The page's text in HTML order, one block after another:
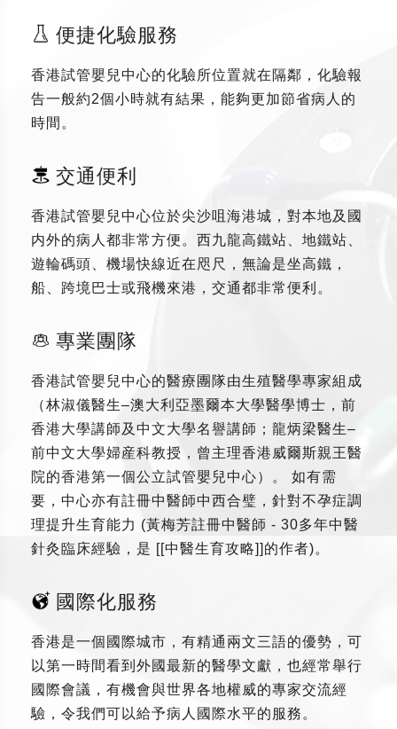
便捷化驗服務
香港試管嬰兒中心的化驗所位置就在隔鄰，化驗報
告一般約2個小時就有結果，能夠更加節省病人的
時間。
交通便利
香港試管嬰兒中心位於尖沙咀海港城，對本地及國
内外的病人都非常方便。西九龍高鐵站、地鐵站、
遊輪碼頭、機場快線近在咫尺，無論是坐高鐵，
船、跨境巴士或飛機來港，交通都非常便利。
專業團隊
香港試管嬰兒中心的醫療團隊由生殖醫學專家組成
（林淑儀醫生–澳大利亞墨爾本大學醫學博士，前
香港大學講師及中文大學名譽講師；龍炳梁醫生–
前中文大學婦産科教授，曾主理香港威爾斯親王醫
院的香港第一個公立試管嬰兒中心）。 如有需
要，中心亦有註冊中醫師中西合璧，針對不孕症調
理提升生育能力 (黃梅芳註冊中醫師 - 30多年中醫
針灸臨床經驗，是 [[中醫生育攻略]]的作者)。
國際化服務
香港是一個國際城市，有精通兩文三語的優勢，可
以第一時間看到外國最新的醫學文獻，也經常舉行
國際會議，有機會與世界各地權威的專家交流經
驗，令我們可以給予病人國際水平的服務。